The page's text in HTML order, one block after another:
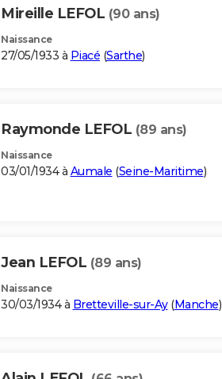
Mireille LEFOL (90 ans)
Naissance
27/05/1933 à Piacé (Sarthe)
Raymonde LEFOL (89 ans)
Naissance
03/01/1934 à Aumale (Seine-Maritime)
Jean LEFOL (89 ans)
Naissance
30/03/1934 à Bretteville-sur-Ay(Manche)